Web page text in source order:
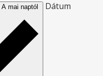
A mai naptól Dátum